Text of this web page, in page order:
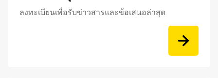
ลงทะเบียนเพื่อรับข่าวสารและข้อเสนอล่าสุด